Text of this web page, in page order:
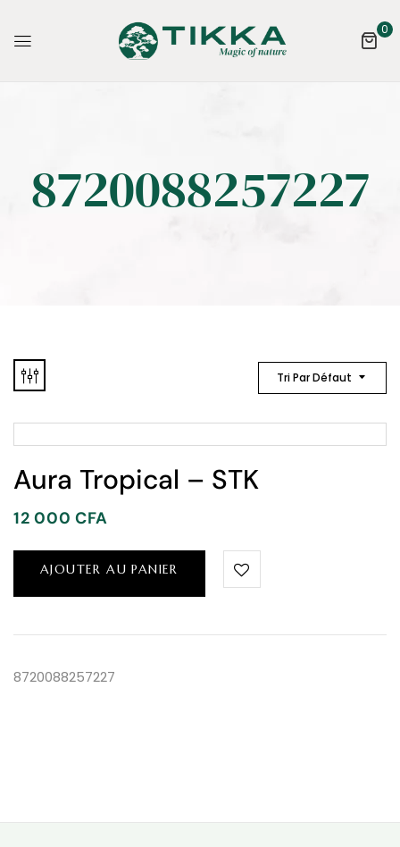
0
8720088257227
Tri Par Défaut
Aura Tropical – STK
12 000 CFA
AJOUTER AU PANIER
8720088257227